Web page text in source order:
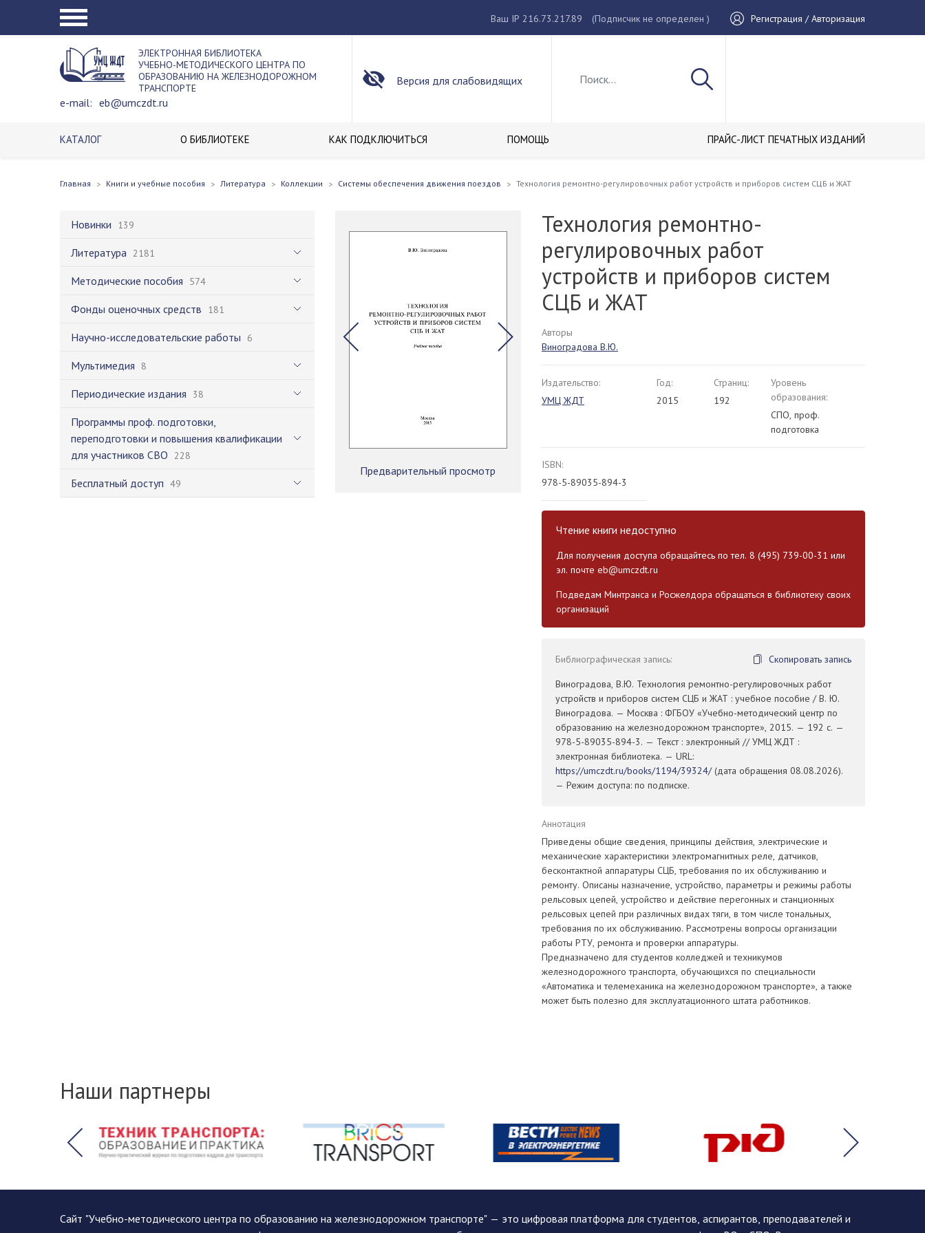
Ваш IP 216.73.217.89 (Подписчик не определен ) Регистрация / Авторизация
ЭЛЕКТРОННАЯ БИБЛИОТЕКА
УЧЕБНО-МЕТОДИЧЕСКОГО ЦЕНТРА ПО
ОБРАЗОВАНИЮ НА ЖЕЛЕЗНОДОРОЖНОМ
ТРАНСПОРТЕ
e-mail: eb@umczdt.ru
Версия для слабовидящих
КАТАЛОГ О БИБЛИОТЕКЕ КАК ПОДКЛЮЧИТЬСЯ ПОМОЩЬ ПРАЙС-ЛИСТ ПЕЧАТНЫХ ИЗДАНИЙ
Главная Книги и учебные пособия Литература Коллекции Системы обеспечения движения поездов Технология ремонтно-регулировочных работ устройств и приборов систем СЦБ и ЖАТ
Новинки 139
Литература 2181
Методические пособия 574
Фонды оценочных средств 181
Научно-исследовательские работы 6
Мультимедия 8
Периодические издания 38
Программы проф. подготовки,
переподготовки и повышения квалификации
для участников СВО 228
Бесплатный доступ 49
Предварительный просмотр
Технология ремонтно-
регулировочных работ
устройств и приборов систем
СЦБ и ЖАТ
Авторы
Виноградова В.Ю.
Издательство:
УМЦ ЖДТ
Год:
2015
Страниц:
192
Уровень
образования:
СПО, проф.
подготовка
ISBN:
978-5-89035-894-3
Чтение книги недоступно
Для получения доступа обращайтесь по тел. 8 (495) 739-00-31 или
эл. почте eb@umczdt.ru
Подведам Минтранса и Росжелдора обращаться в библиотеку своих
организаций
Библиографическая запись:
Скопировать запись
Виноградова, В.Ю. Технология ремонтно-регулировочных работ
устройств и приборов систем СЦБ и ЖАТ : учебное пособие / В. Ю.
Виноградова. — Москва : ФГБОУ «Учебно-методический центр по
образованию на железнодорожном транспорте», 2015. — 192 с. —
978-5-89035-894-3. — Текст : электронный // УМЦ ЖДТ :
электронная библиотека. — URL:
https://umczdt.ru/books/1194/39324/(дата обращения 08.08.2026).
— Режим доступа: по подписке.
Аннотация
Приведены общие сведения, принципы действия, электрические и
механические характеристики электромагнитных реле, датчиков,
бесконтактной аппаратуры СЦБ, требования по их обслуживанию и
ремонту. Описаны назначение, устройство, параметры и режимы работы
рельсовых цепей, устройство и действие перегонных и станционных
рельсовых цепей при различных видах тяги, в том числе тональных,
требования по их обслуживанию. Рассмотрены вопросы организации
работы РТУ, ремонта и проверки аппаратуры.
Предназначено для студентов колледжей и техникумов
железнодорожного транспорта, обучающихся по специальности
«Автоматика и телемеханика на железнодорожном транспорте», а также
может быть полезно для эксплуатационного штата работников.
Наши партнеры
Сайт "Учебно-методического центра по образованию на железнодорожном транспорте" — это цифровая платформа для студентов, аспирантов, преподавателей и